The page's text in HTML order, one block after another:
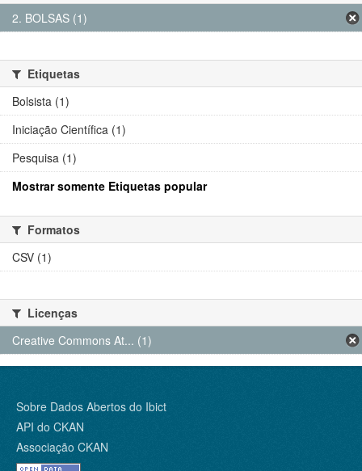
2. BOLSAS (1)
Etiquetas
Bolsista (1)
Iniciação Científica (1)
Pesquisa (1)
Mostrar somente Etiquetas popular
Formatos
CSV (1)
Licenças
Creative Commons At... (1)
Sobre Dados Abertos do Ibict
API do CKAN
Associação CKAN